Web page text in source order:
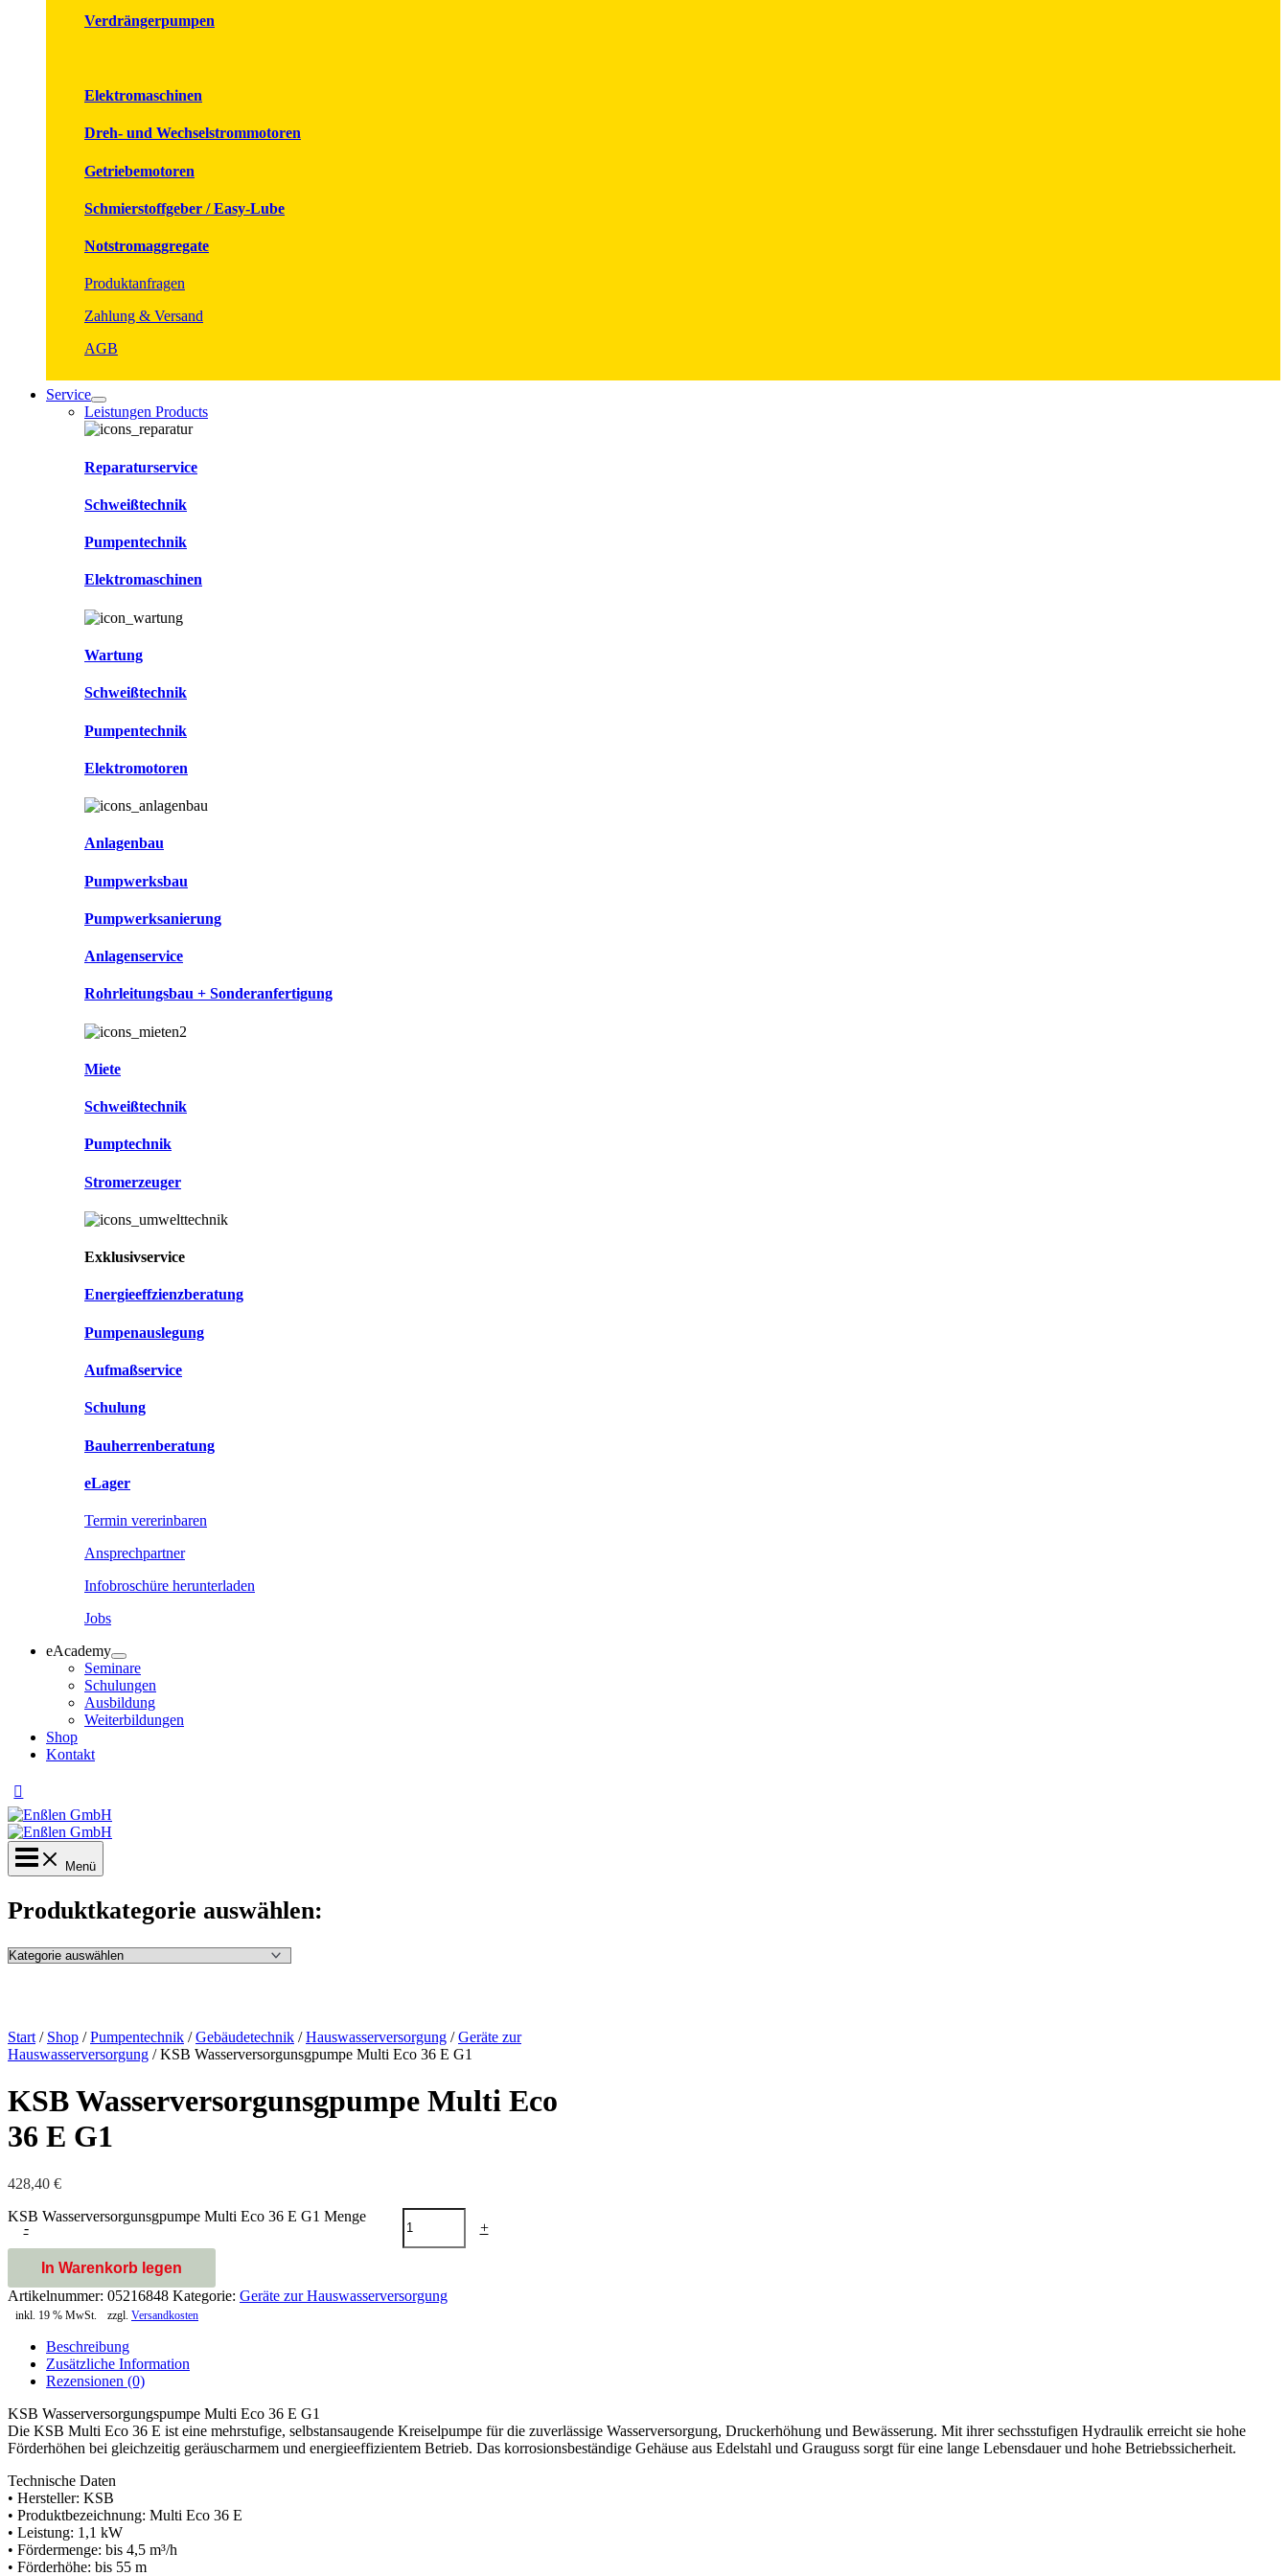
Verdrängerpumpen
Elektromaschinen
Dreh- und Wechselstrommotoren
Getriebemotoren
Schmierstoffgeber / Easy-Lube
Notstromaggregate
Produktanfragen
Zahlung & Versand
AGB
Service
Leistungen Products
Reparaturservice
Schweißtechnik
Pumpentechnik
Elektromaschinen
Wartung
Schweißtechnik
Pumpentechnik
Elektromotoren
Anlagenbau
Pumpwerksbau
Pumpwerksanierung
Anlagenservice
Rohrleitungsbau + Sonderanfertigung
Miete
Schweißtechnik
Pumptechnik
Stromerzeuger
Exklusivservice
Energieeffzienzberatung
Pumpenauslegung
Aufmaßservice
Schulung
Bauherrenberatung
eLager
Termin vererinbaren
Ansprechpartner
Infobroschüre herunterladen
Jobs
eAcademy
Seminare
Schulungen
Ausbildung
Weiterbildungen
Shop
Kontakt
Menü
Produktkategorie auswählen:
Start / Shop /Pumpentechnik /Gebäudetechnik /Hauswasserversorgung /Geräte zur
Hauswasserversorgung / KSB Wasserversorgunsgpumpe Multi Eco 36 E G1
KSB Wasserversorgunsgpumpe Multi Eco
36 E G1
428,40 €
-
KSB Wasserversorgunsgpumpe Multi Eco 36 E G1 Menge
+
In Warenkorb legen
Artikelnummer: 05216848 Kategorie: Geräte zur Hauswasserversorgung
inkl. 19 % MwSt. zzgl. Versandkosten
Beschreibung
Zusätzliche Information
Rezensionen (0)
KSB Wasserversorgungspumpe Multi Eco 36 E G1
Die KSB Multi Eco 36 E ist eine mehrstufige, selbstansaugende Kreiselpumpe für die zuverlässige Wasserversorgung, Druckerhöhung und Bewässerung. Mit ihrer sechsstufigen Hydraulik erreicht sie hohe
Förderhöhen bei gleichzeitig geräuscharmem und energieeffizientem Betrieb. Das korrosionsbeständige Gehäuse aus Edelstahl und Grauguss sorgt für eine lange Lebensdauer und hohe Betriebssicherheit.
Technische Daten
• Hersteller: KSB
• Produktbezeichnung: Multi Eco 36 E
• Leistung: 1,1 kW
• Fördermenge: bis 4,5 m³/h
• Förderhöhe: bis 55 m